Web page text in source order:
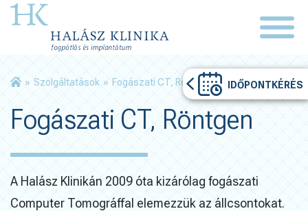
IDŐPONTKÉRÉS
» Szolgáltatások » Fogászati CT, Röntgen
Fogászati CT, Röntgen
A Halász Klinikán 2009 óta kizárólag fogászati
Computer Tomográffal elemezzük az állcsontokat.